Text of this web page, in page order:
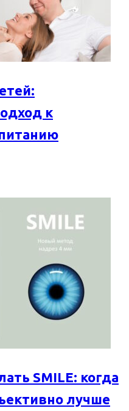
к
SMILE: когда
лучше